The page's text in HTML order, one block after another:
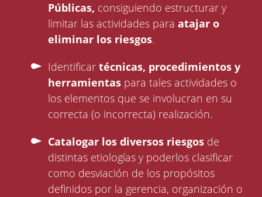
Públicas, consiguiendo estructurar y
limitar las actividades paraatajar o
eliminar los riesgos.
Identificartécnicas, procedimientos y
herramientas para tales actividades o
los elementos que se involucran en su
correcta (o incorrecta) realización.
Catalogar los diversos riesgos de
distintas etiologías y poderlos clasificar
como desviación de los propósitos
definidos por la gerencia, organización o